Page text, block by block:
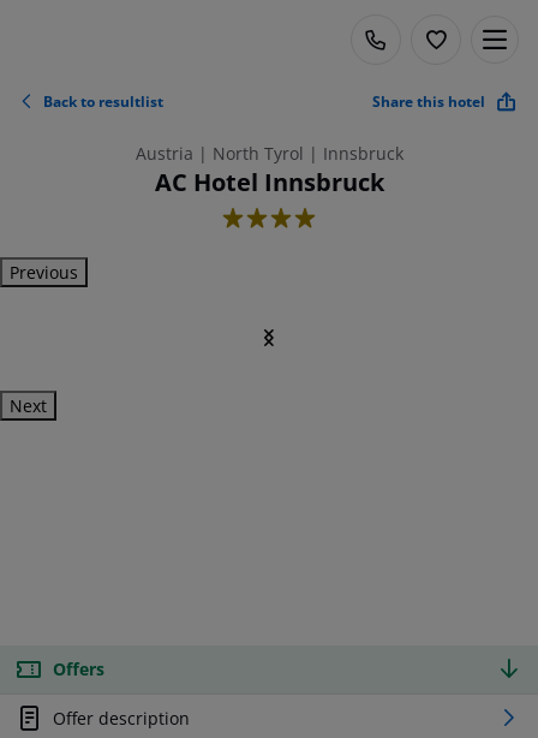
Back to resultlist Share this hotel
Austria | North Tyrol | Innsbruck
AC Hotel Innsbruck
4
Previous
Next
Offers
Offer description